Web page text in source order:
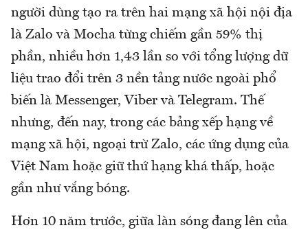
người dùng tạo ra trên hai mạng xã hội nội địa
là Zalo và Mocha từng chiếm gần 59% thị
phần, nhiều hơn 1,43 lần so với tổng lượng dữ
liệu trao đổi trên 3 nền tảng nước ngoài phổ
biến là Messenger, Viber và Telegram. Thế
nhưng, đến nay, trong các bảng xếp hạng về
mạng xã hội, ngoại trừ Zalo, các ứng dụng của
Việt Nam hoặc giữ thứ hạng khá thấp, hoặc
gần như vắng bóng.
Hơn 10 năm trước, giữa làn sóng đang lên của